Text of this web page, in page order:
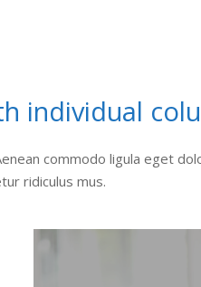
individual
commodo ligula eget
ridiculus mus.